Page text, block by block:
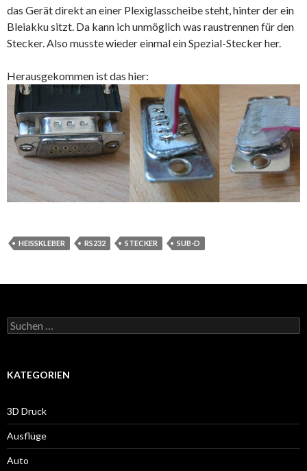
das Gerät direkt an einer Plexiglasscheibe steht, hinter der ein
Bleiakku sitzt. Da kann ich unmöglich was raustrennen für den
Stecker. Also musste wieder einmal ein Spezial-Stecker her.
Herausgekommen ist das hier:
HEISSKLEBER RS232 STECKER SUB-D
Suche
nach:
KATEGORIEN
3D Druck
Ausflüge
Auto